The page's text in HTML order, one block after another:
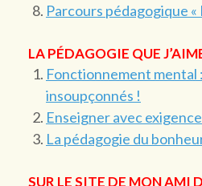
Parcours pédagogique
LA PÉDAGOGIE QUE
Fonctionnement mental
insoupçonnés !
Enseigner avec
La pédagogie du
SUR LE SITE DE MON AMI